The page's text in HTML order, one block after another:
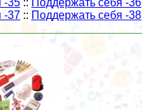
-35 :: Поддержать себя -36
-37 :: Поддержать себя -38